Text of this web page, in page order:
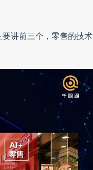
讲前三个，零售的技术